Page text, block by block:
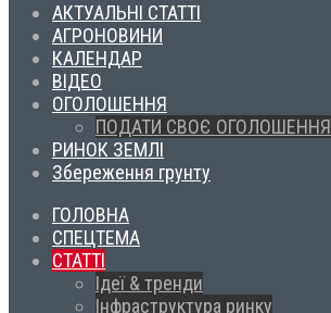
АКТУАЛЬНІ СТАТТІ
АГРОНОВИНИ
КАЛЕНДАР
ВІДЕО
ОГОЛОШЕННЯ
ПОДАТИ СВОЄ ОГОЛОШЕННЯ
РИНОК ЗЕМЛІ
Збереження грунту
ГОЛОВНА
СПЕЦТЕМА
СТАТТІ
Ідеї & тренди
Інфраструктура ринку